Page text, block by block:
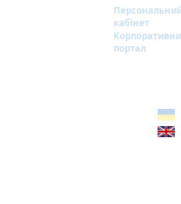
кабінет
портал